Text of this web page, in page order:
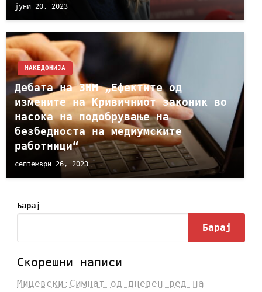
јуни 20, 2023
МАКЕДОНИЈА
Дебата на ЗНМ „Ефектите од
измените на Кривичниот законик во
насока на подобрување на
безбедноста на медиумските
работници“
септември 26, 2023
Барај
Барај
Скорешни написи
Мицевски:Симнат од дневен ред на